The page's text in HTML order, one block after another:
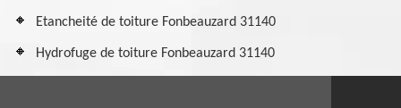
Etancheité de toiture Fonbeauzard 31140
Hydrofuge de toiture Fonbeauzard 31140